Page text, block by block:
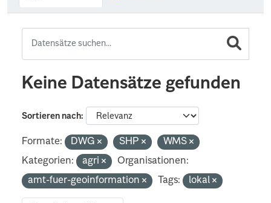
Keine Datensätze gefunden
Sortieren nach
Formate: DWG SHP
WMS
Kategorien:
agri
Organisationen:
amt-fuer-geoinformation
Tags: lokal